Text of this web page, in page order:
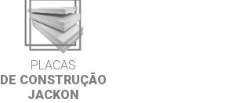
PLACAS
DE CONSTRUÇÃO
JACKON